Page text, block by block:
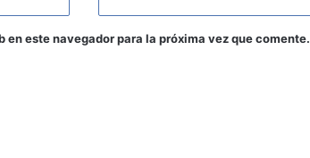
este navegador para la próxima vez que comente.